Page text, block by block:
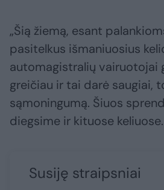
„Šią žiemą, esant
pasitelkus išmaniuosius
automagistralių vairuotojai
greičiau ir tai darė saugiai,
sąmoningumą. Šiuos
diegsime ir kituose keliuose.
Susiję straipsniai